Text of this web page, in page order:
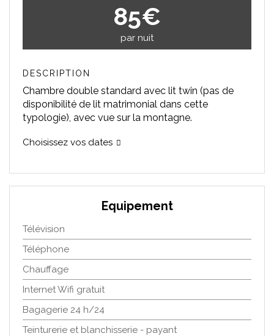
85€
par nuit
DESCRIPTION
Chambre double standard avec lit twin (pas de
disponibilité de lit matrimonial dans cette
typologie), avec vue sur la montagne.
Choisissez vos dates
Equipement
Télévision
Téléphone
Chauffage
Internet Wifi gratuit
Bagagerie 24 h/24
Teinturerie et blanchisserie - payant